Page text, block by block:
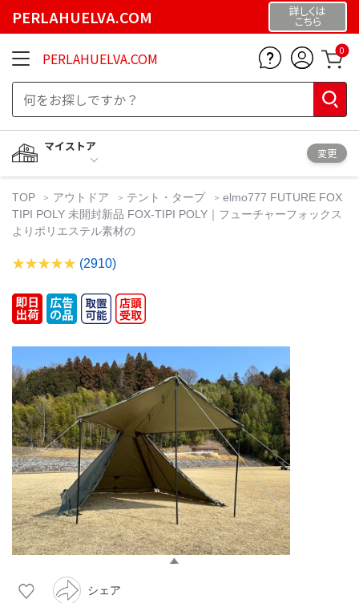
PERLAHUELVA.COM 詳しくは
こちら
PERLAHUELVA.COM 0
マイストア
変更
TOP アウトドア テント・タープ
elmo777 FUTURE FOX
TIPI POLY 未開封新品 FOX-TIPI POLY｜フューチャーフォックス
よりポリエステル素材の
(2910)
シェア